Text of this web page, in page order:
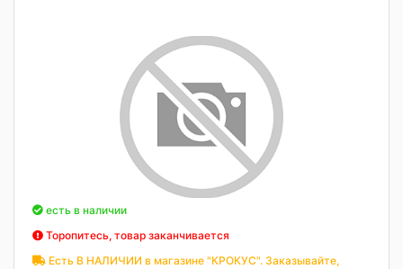
есть в наличии
Торопитесь, товар заканчивается
Есть В НАЛИЧИИ в магазине "КРОКУС". Заказывайте,